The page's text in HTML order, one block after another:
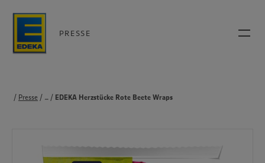
PRESSE
Presse Produkte
EDEKA Herzstücke Rote Beete Wraps
...